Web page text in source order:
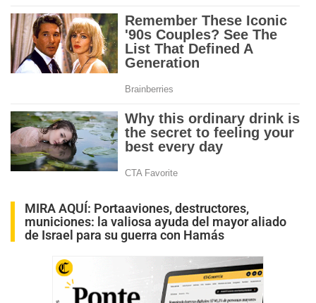
MIRA AQUÍ: Portaaviones, destructores,
municiones: la valiosa ayuda del mayor aliado
de Israel para su guerra con Hamás